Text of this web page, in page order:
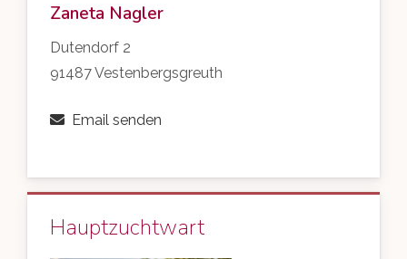
Zaneta Nagler
Dutendorf 2
91487 Vestenbergsgreuth
Email senden
Hauptzuchtwart